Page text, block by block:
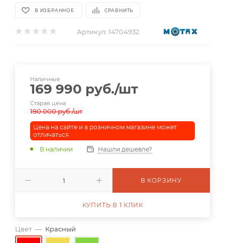
В ИЗБРАННОЕ СРАВНИТЬ
Артикул: 14704932
Цвет — Красный
Наличные
169 990 руб./шт
Старая цена
190 000руб./шт
Цена на сайте и в розничном магазине может
отличаться
В наличии
Нашли дешевле?
В КОРЗИНУ
КУПИТЬ В 1 КЛИК